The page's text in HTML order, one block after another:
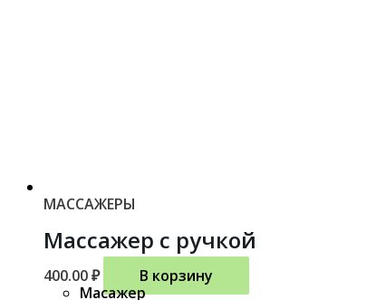
МАССАЖЕРЫ
Массажер с ручкой
400.00₽
В корзину
Масажер